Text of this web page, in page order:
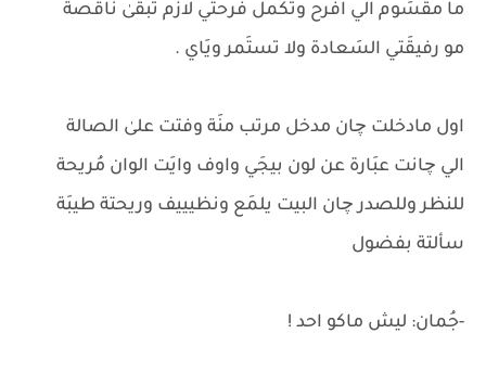
ما مقسَوم الي افرح وتكمل فرحتي لازم تبقىٰ ناقصة
مو رفيقَتي السَعادة ولا تستَمر ويَاي .
اول مادخلت چان مدخل مرتب منَة وفتت علىٰ الصالة
الي چانت عبَارة عن لون بيجَي واوف وايَت الوان مُريحة
للنظر وللصدر چان البيت يلمَع ونظيييف وريحتة طيبَة
سألتة بفضول
-جُمان: ليش ماكو احد !